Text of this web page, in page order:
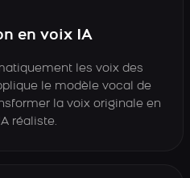
en voix IA
les voix des
le modèle vocal de
la voix originale en
réaliste.